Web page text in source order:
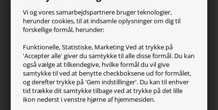
Vi og vores samarbejdspartnere bruger teknologier,
herunder cookies, til at indsamle oplysninger om dig til
forskellige formål, herunder:
Funktionelle, Statistiske, Marketing Ved at trykke på
'Accepter alle' giver du samtykke til alle disse formål. Du kan
også vælge at tilkendegive, hvilke formål du vil give
samtykke til ved at benytte checkboksene ud for formålet,
og derefter trykke på 'Gem indstillinger'. Du kan til enhver
tid trække dit samtykke tilbage ved at trykke på det lille
ikon nederst i venstre hjørne af hjemmesiden.
ZOWIE
Turtle Beach
Kundeservice
Kontakt os
FAQ
Handelsvilkår
Reklamation